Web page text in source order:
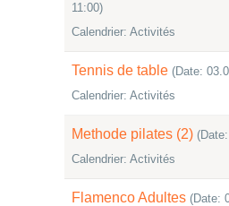
11:00)
Calendrier: Activités
Tennis de table (Date:
Calendrier: Activités
Methode pilates (2)
Calendrier: Activités
Flamenco Adultes (Date: